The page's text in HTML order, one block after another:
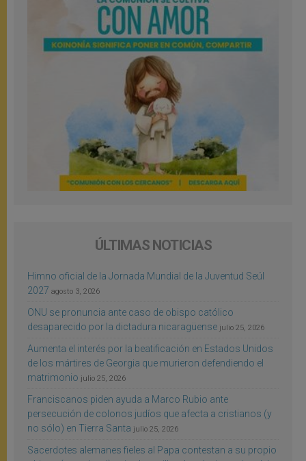
ÚLTIMAS NOTICIAS
Himno oficial de la Jornada Mundial de la Juventud Seúl
2027 agosto 3, 2026
ONU se pronuncia ante caso de obispo católico
desaparecido por la dictadura nicaragüense julio 25, 2026
Aumenta el interés por la beatificación en Estados Unidos
de los mártires de Georgia que murieron defendiendo el
matrimonio julio 25, 2026
Franciscanos piden ayuda a Marco Rubio ante
persecución de colonos judíos que afecta a cristianos (y
no sólo) en Tierra Santa julio 25, 2026
Sacerdotes alemanes fieles al Papa contestan a su propio